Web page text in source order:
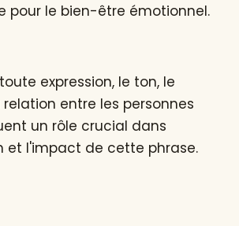
pour le bien-être émotionnel.
expression, le ton, le
entre les personnes
un rôle crucial dans
et l'impact de cette phrase.